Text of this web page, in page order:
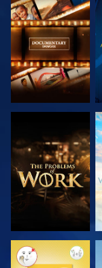
UTFORSK
SERIEN
UTFORSK
SERIEN